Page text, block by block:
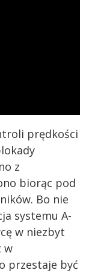
prędkości
z
biorąc pod
Bo nie
systemu A-
w niezbyt
w
przestaje być